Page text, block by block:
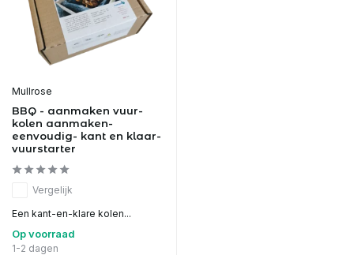
Mullrose
BBQ - aanmaken vuur-
kolen aanmaken-
eenvoudig- kant en klaar-
vuurstarter
Vergelijk
Een kant-en-klare kolen...
Op voorraad
1-2 dagen